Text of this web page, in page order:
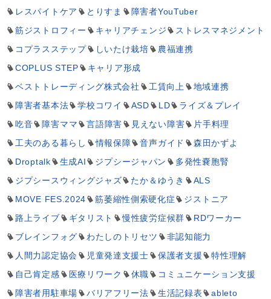
レスパイトケア
とりすま
障害者YouTuber
筋ジストロフィー
キャリアチェンジ
ストレスマネジメント
コプラスステップ
しいたけ栽培
農福連携
COPLUS STEP
キャリア形成
ベストトレーディング株式会社
工賃向上
地域連携
障害者基本法
学校コワイ ASD LD
ライズ＆プレイ
吃音
障害ママ 言語障害 見えない障害
片手料理
工夫のある暮らし
情報保障 音声ガイド
森田かずよ
Droptalk
生成AI ジプシージャパン
多発性嚢胞腎
ジプシースウィングジャズ
たか＆ゆうき
ALS
MOVE FES.2024
筋萎縮性側索硬化症
ジストニア
路上ライブ
ギタリスト 慢性疲労症候群
RDワーカー
ブレインフォグ
わたしのトリセツ
非認知能力
人間力認定協会
児童発達支援士 保護者支援
特性理解
自己肯定感
医療リワーク 休職
コミュニケーション支援
障害者用駐車場
バリアフリー法 生活記録表
ableto